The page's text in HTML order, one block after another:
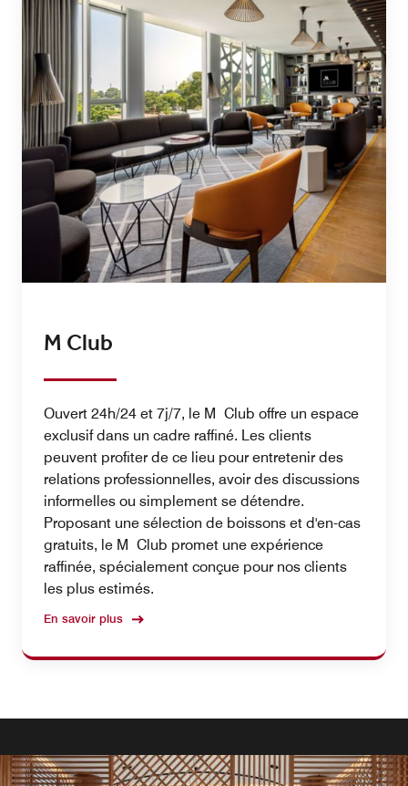
M Club
Ouvert 24h/24 et 7j/7, le M Club offre un espace
exclusif dans un cadre raffiné. Les clients
peuvent profiter de ce lieu pour entretenir des
relations professionnelles, avoir des discussions
informelles ou simplement se détendre.
Proposant une sélection de boissons et d'en-cas
gratuits, le M Club promet une expérience
raffinée, spécialement conçue pour nos clients
les plus estimés.
En savoir plus